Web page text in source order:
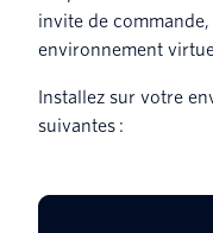
invite de
environnement
Installez sur votre
suivantes :